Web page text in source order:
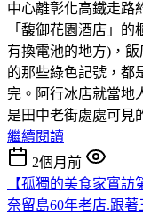
中心離彰化高鐵走路
「 馥御花園酒店 」的
有換電池的地方)，
的那些綠色記號，都
完。 阿行冰店就當地
是田中老街處處可見
繼續閱讀
2個月前
【孤獨的美食家實
奈留島60年老店.跟